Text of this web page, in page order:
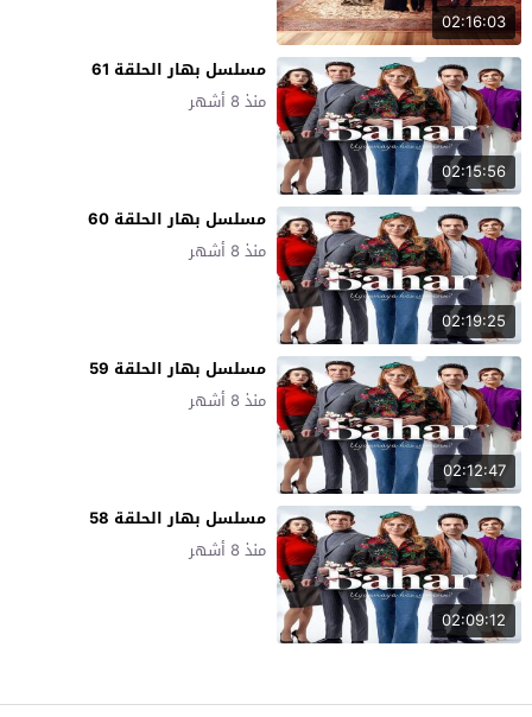
02:16:03
02:15:56
مسلسل بهار الحلقة 61
منذ 8 أشهر
02:19:25
مسلسل بهار الحلقة 60
منذ 8 أشهر
02:12:47
مسلسل بهار الحلقة 59
منذ 8 أشهر
02:09:12
مسلسل بهار الحلقة 58
منذ 8 أشهر